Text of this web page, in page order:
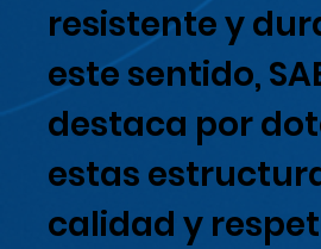
resistente y
este sentido,
destaca por
estas
calidad y